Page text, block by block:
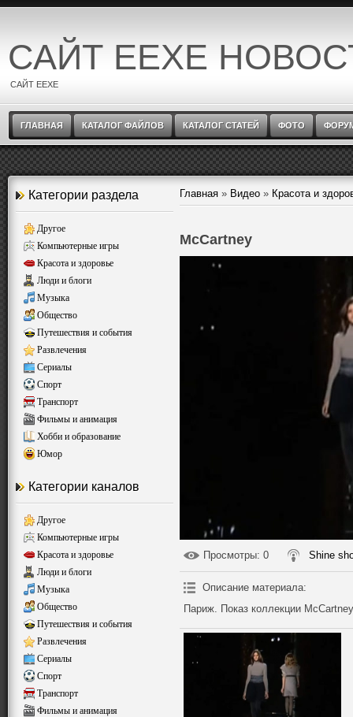
САЙТ EEXE
САЙТ EEXE
ГЛАВНАЯ КАТАЛОГ ФАЙЛОВ КАТАЛОГ СТАТЕЙ ФОТО
Категории раздела
Другое
Компьютерные игры
Красота и здоровье
Люди и блоги
Музыка
Общество
Путешествия и события
Развлечения
Сериалы
Спорт
Транспорт
Фильмы и анимация
Хобби и образование
Юмор
Категории каналов
Другое
Компьютерные игры
Красота и здоровье
Люди и блоги
Музыка
Общество
Путешествия и события
Развлечения
Сериалы
Спорт
Транспорт
Фильмы и анимация
Главная » Видео » Красота и
McCartney
Просмотры: 0 Shine
Описание материала:
Париж. Показ коллекции